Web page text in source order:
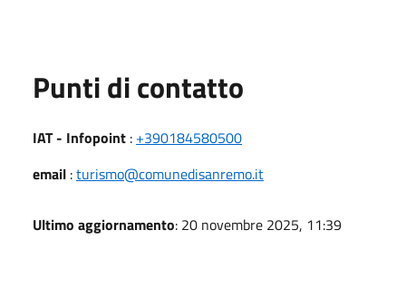
Punti di contatto
IAT - Infopoint : +390184580500
email :turismo@comunedisanremo.it
Ultimo aggiornamento: 20 novembre 2025, 11:39